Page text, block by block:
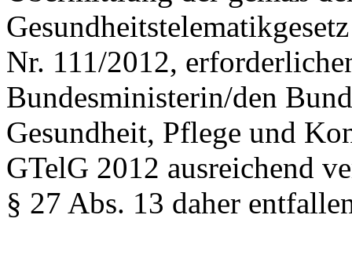
Nr. 111/2012,
Bundesministerin/den
Gesundheit, Pflege und
GTelG 2012 ausreichend
§ 27 Abs. 13 daher